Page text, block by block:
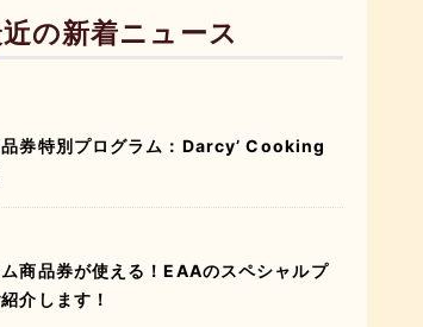
の新着ニュース
品券特別プログラム：Darcy’ Cooking
商品券が使える！EAAのスペシャルプ
介します！